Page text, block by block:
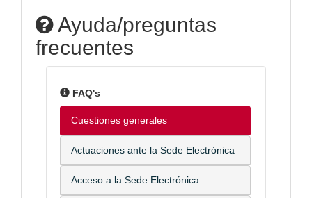
Ayuda/preguntas
frecuentes
FAQ's
Cuestiones generales
Actuaciones ante la Sede Electrónica
Acceso a la Sede Electrónica